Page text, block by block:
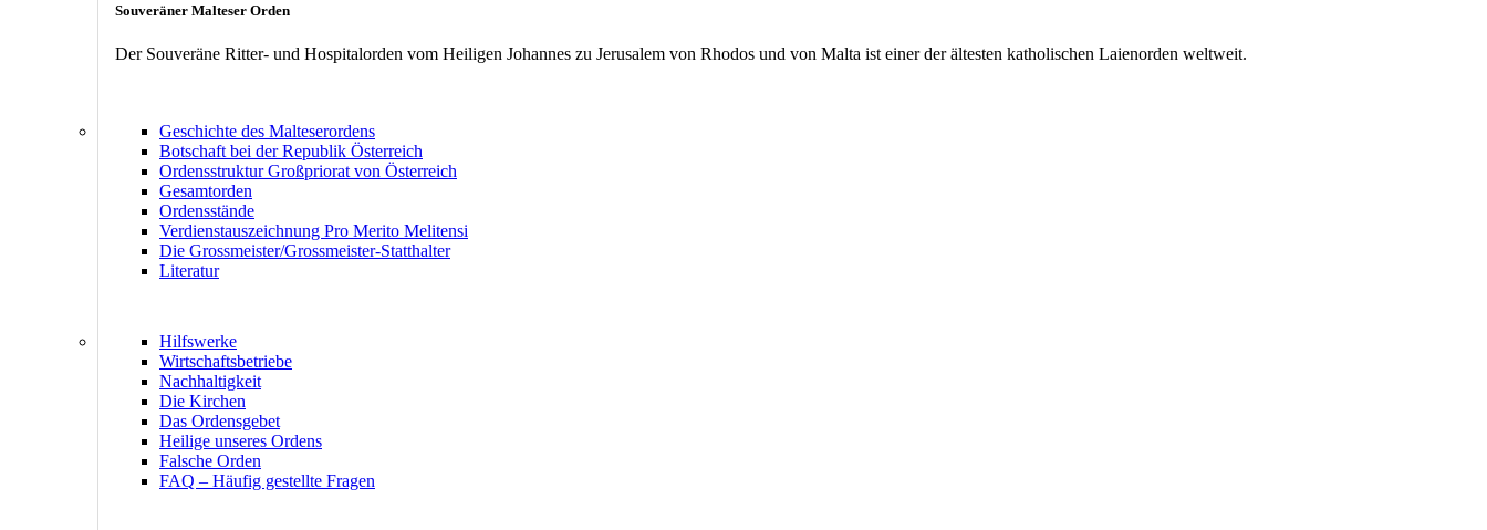
Souveräner Malteser Orden
Der Souveräne Ritter- und Hospitalorden vom Heiligen Johannes zu Jerusalem von Rhodos und von Malta ist einer der ältesten katholischen Laienorden weltweit.
Geschichte des Malteserordens
Botschaft bei der Republik Österreich
Ordensstruktur Großpriorat von Österreich
Gesamtorden
Ordensstände
Verdienstauszeichnung Pro Merito Melitensi
Die Grossmeister/Grossmeister-Statthalter
Literatur
Hilfswerke
Wirtschaftsbetriebe
Nachhaltigkeit
Die Kirchen
Das Ordensgebet
Heilige unseres Ordens
Falsche Orden
FAQ – Häufig gestellte Fragen